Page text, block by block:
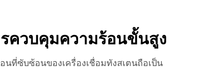
ควบคุมความร้อนขั้นสูง
นที่ซับซ้อนของเครื่องเชื่อมทังสเตนถือเป็น